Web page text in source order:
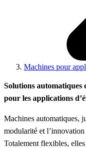
Machines pour
Solutions automatiques
pour les applications
Machines automatiques,
modularité et
Totalement flexibles,